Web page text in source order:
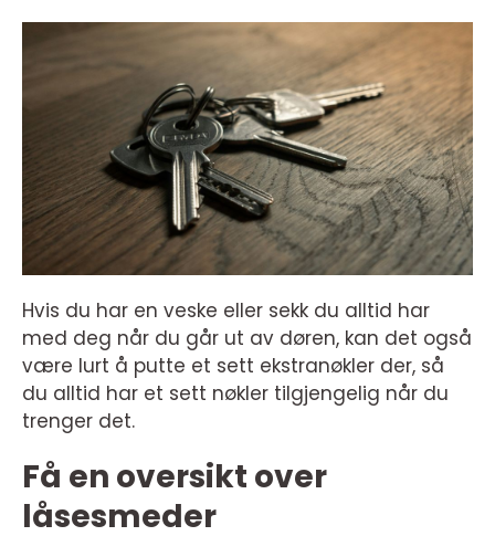
Hvis du har en veske eller sekk du alltid har
med deg når du går ut av døren, kan det også
være lurt å putte et sett ekstranøkler der, så
du alltid har et sett nøkler tilgjengelig når du
trenger det.
Få en oversikt over
låsesmeder